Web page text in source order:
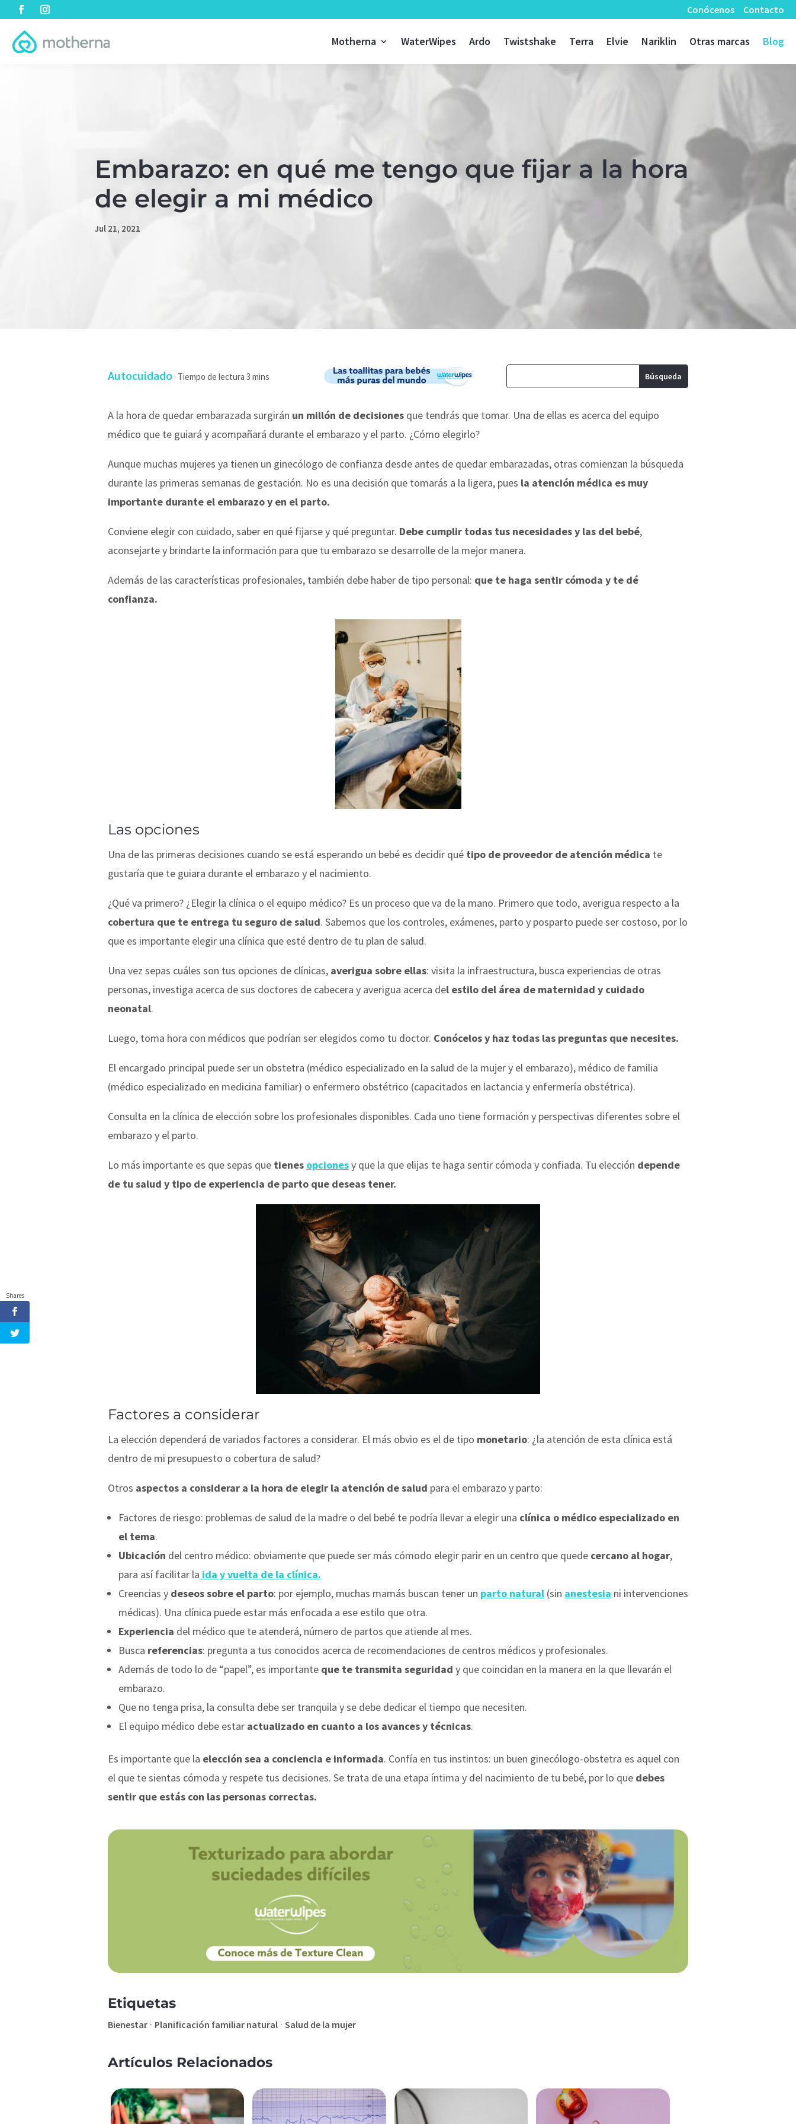
Conócenos Contacto
Motherna WaterWipes Ardo Twistshake Terra Elvie Nariklin Otras marcas Blog
Embarazo: en qué me tengo que fijar a la hora
de elegir a mi médico
Jul 21, 2021
Autocuidado ·
A la hora de quedar embarazada surgirán un millón de decisiones que tendrás que tomar. Una de ellas es acerca del equipo
médico que te guiará y acompañará durante el embarazo y el parto. ¿Cómo elegirlo?
Aunque muchas mujeres ya tienen un ginecólogo de confianza desde antes de quedar embarazadas, otras comienzan la búsqueda
durante las primeras semanas de gestación. No es una decisión que tomarás a la ligera, pues la atención médica es muy
importante durante el embarazo y en el parto.
Conviene elegir con cuidado, saber en qué fijarse y qué preguntar. Debe cumplir todas tus necesidades y las del bebé,
aconsejarte y brindarte la información para que tu embarazo se desarrolle de la mejor manera.
Además de las características profesionales, también debe haber de tipo personal: que te haga sentir cómoda y te dé
confianza.
Las opciones
Una de las primeras decisiones cuando se está esperando un bebé es decidir qué tipo de proveedor de atención médica te
gustaría que te guiara durante el embarazo y el nacimiento.
¿Qué va primero? ¿Elegir la clínica o el equipo médico? Es un proceso que va de la mano. Primero que todo, averigua respecto a la
cobertura que te entrega tu seguro de salud. Sabemos que los controles, exámenes, parto y posparto puede ser costoso, por lo
que es importante elegir una clínica que esté dentro de tu plan de salud.
Una vez sepas cuáles son tus opciones de clínicas, averigua sobre ellas: visita la infraestructura, busca experiencias de otras
personas, investiga acerca de sus doctores de cabecera y averigua acerca del estilo del área de maternidad y cuidado
neonatal.
Luego, toma hora con médicos que podrían ser elegidos como tu doctor. Conócelos y haz todas las preguntas que necesites.
El encargado principal puede ser un obstetra (médico especializado en la salud de la mujer y el embarazo), médico de familia
(médico especializado en medicina familiar) o enfermero obstétrico (capacitados en lactancia y enfermería obstétrica).
Consulta en la clínica de elección sobre los profesionales disponibles. Cada uno tiene formación y perspectivas diferentes sobre el
embarazo y el parto.
Lo más importante es que sepas que tienes opcionesy que la que elijas te haga sentir cómoda y confiada. Tu elección depende
de tu salud y tipo de experiencia de parto que deseas tener.
Factores a considerar
La elección dependerá de variados factores a considerar. El más obvio es el de tipo monetario: ¿la atención de esta clínica está
dentro de mi presupuesto o cobertura de salud?
Otros aspectos a considerar a la hora de elegir la atención de salud para el embarazo y parto:
Factores de riesgo: problemas de salud de la madre o del bebé te podría llevar a elegir una clínica o médico especializado en
el tema.
Ubicación del centro médico: obviamente que puede ser más cómodo elegir parir en un centro que quede cercano al hogar,
para así facilitar la ida y vuelta de la clínica.
Creencias y deseos sobre el parto: por ejemplo, muchas mamás buscan tener un parto natural (sin anestesia ni intervenciones
médicas). Una clínica puede estar más enfocada a ese estilo que otra.
Experiencia del médico que te atenderá, número de partos que atiende al mes.
Busca referencias: pregunta a tus conocidos acerca de recomendaciones de centros médicos y profesionales.
Además de todo lo de “papel”, es importante que te transmita seguridad y que coincidan en la manera en la que llevarán el
embarazo.
Que no tenga prisa, la consulta debe ser tranquila y se debe dedicar el tiempo que necesiten.
El equipo médico debe estar actualizado en cuanto a los avances y técnicas.
Es importante que la elección sea a conciencia e informada. Confía en tus instintos: un buen ginecólogo-obstetra es aquel con
el que te sientas cómoda y respete tus decisiones. Se trata de una etapa íntima y del nacimiento de tu bebé, por lo que debes
sentir que estás con las personas correctas.
Etiquetas
Bienestar · Planificación familiar natural · Salud de la mujer
Artículos Relacionados
Shares